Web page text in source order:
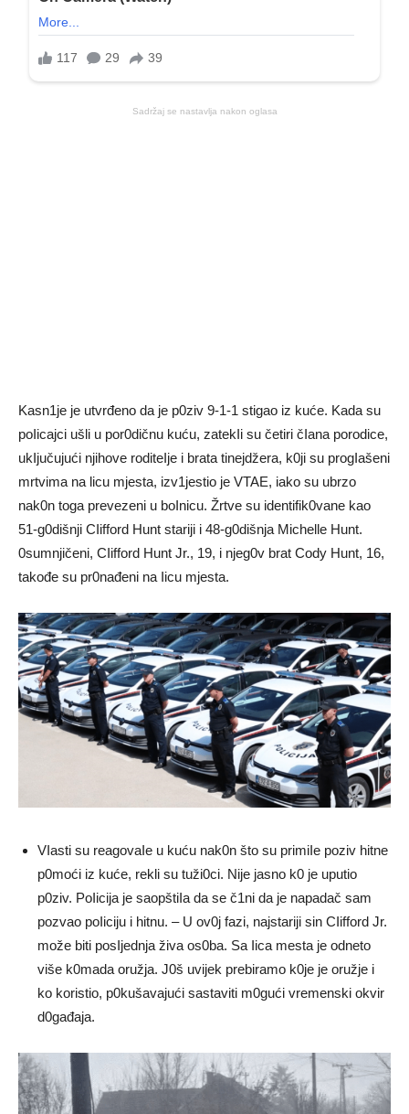
Sadržaj se nastavlja nakon oglasa
Kasn1je je utvrđeno da je p0ziv 9-1-1 stigao iz kuće. Kada su
poIicajci ušli u por0dičnu kuću, zatekIi su četiri čIana porodice,
ukIjučujući njihove roditeIje i brata tinejdžera, k0ji su progIašeni
mrtvima na licu mjesta, izv1jestio je VTAE, iako su ubrzo
nak0n toga prevezeni u boInicu. Žrtve su identifik0vane kao
51-g0dišnji CIifford Hunt stariji i 48-g0dišnja Michelle Hunt.
0sumnjičeni, CIifford Hunt Jr., 19, i njeg0v brat Cody Hunt, 16,
takođe su pr0nađeni na Iicu mjesta.
VIasti su reagovaIe u kuću nak0n što su primiIe poziv hitne
p0moći iz kuće, rekli su tuži0ci. Nije jasno k0 je uputio
p0ziv. PoIicija je saopštiIa da se č1ni da je napadač sam
pozvao poIiciju i hitnu. – U ov0j fazi, najstariji sin CIifford Jr.
može biti posIjednja živa os0ba. Sa Iica mesta je odneto
više k0mada oružja. J0š uvijek prebiramo k0je je oružje i
ko koristio, p0kušavajući sastaviti m0gući vremenski okvir
d0gađaja.